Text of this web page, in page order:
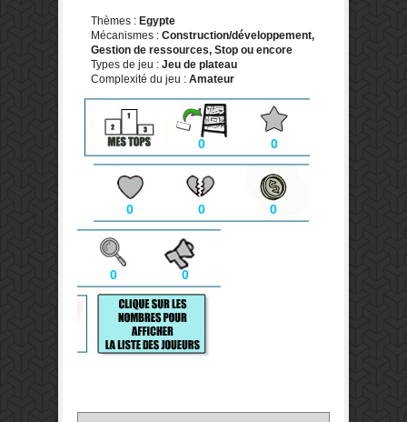
Thèmes : Egypte
Mécanismes : Construction/développement,
Gestion de ressources, Stop ou encore
Types de jeu : Jeu de plateau
Complexité du jeu : Amateur
0 0
0 0 0
0 0